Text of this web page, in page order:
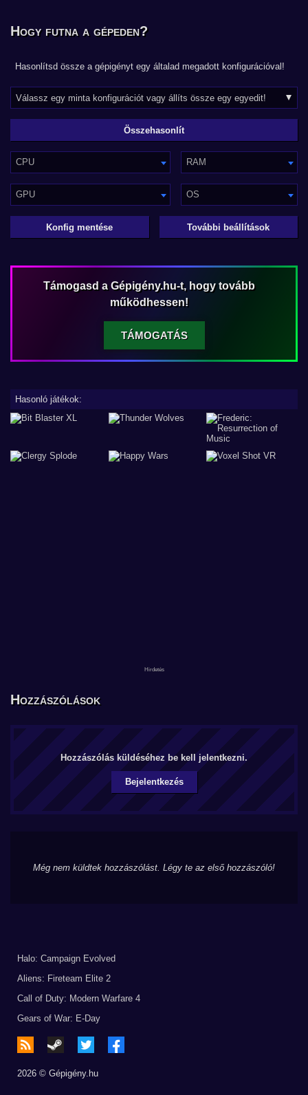
Hogy futna a gépeden?
Hasonlítsd össze a gépigényt egy általad megadott konfigurációval!
CPU RAM
GPU OS
Konfig mentése További beállítások
Támogasd a Gépigény.hu-t, hogy tovább
működhessen!
TÁMOGATÁS
Hasonló játékok:
Hozzászólások
Hozzászólás küldéséhez be kell jelentkezni.
Bejelentkezés
Még nem küldtek hozzászólást. Légy te az első hozzászóló!
Halo: Campaign Evolved
Aliens: Fireteam Elite 2
Call of Duty: Modern Warfare 4
Gears of War: E-Day
2026 © Gépigény.hu